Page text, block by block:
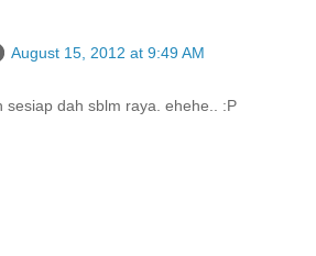
August 15, 2012 at 9:49 AM
sesiap dah sblm raya. ehehe.. :P